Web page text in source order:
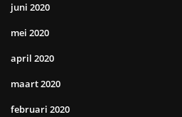
juni 2020
mei 2020
april 2020
maart 2020
februari 2020